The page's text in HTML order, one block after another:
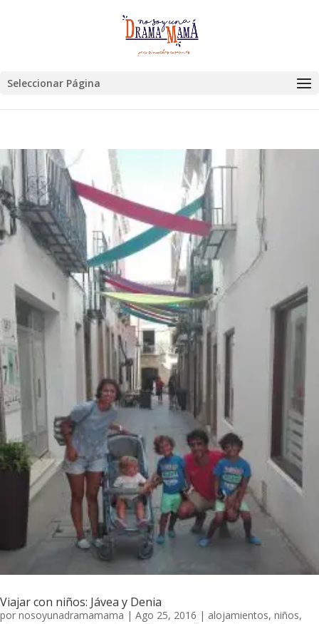
Seleccionar Página
Viajar con niños: Jávea y Denia
por nosoyunadramamama | Ago 25, 2016 | alojamientos, niños,